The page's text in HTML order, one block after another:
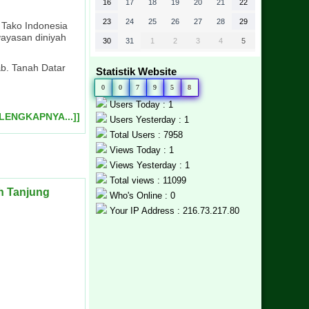
tingkat
Lembaga
70 Jt
2023
Tahun 2023,
13-20 Maret
kegiatan
Syuhada’
dan MAS
pada
Ujian
oleh
Merdeka
Blog sebagai
rangka
majelis guru
dan
19
Barulak siap
Barulak
1 Bidang
Barulak
adalah
Indonesia
diniyah
Tanah Datar
Tanjung
16 17 18 19 20 21 22
23 24 25 26 27 28 29
30 31 1 2 3 4 5
Statistik Website
0 0 7 9 5 8
Users Today : 1
Users Yesterday : 1
Total Users : 7958
Views Today : 1
Views Yesterday : 1
Total views : 11099
Who's Online : 0
Your IP Address : 216.73.217.80